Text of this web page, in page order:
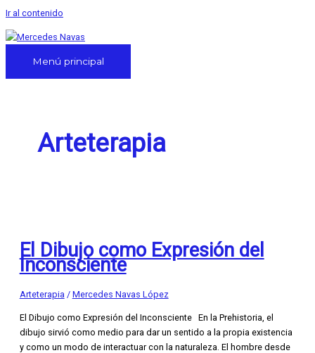
Ir al contenido
Menú principal
Arteterapia
El Dibujo como Expresión del
Inconsciente
Arteterapia/ Mercedes Navas López
El Dibujo como Expresión del Inconsciente En la Prehistoria, el
dibujo sirvió como medio para dar un sentido a la propia existencia
y como un modo de interactuar con la naturaleza. El hombre desde